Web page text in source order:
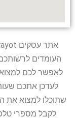
העומדים
לאפשר לכם למצוא
לעדכן אתכם
שתוכלו למצוא את
לקבל מספרי